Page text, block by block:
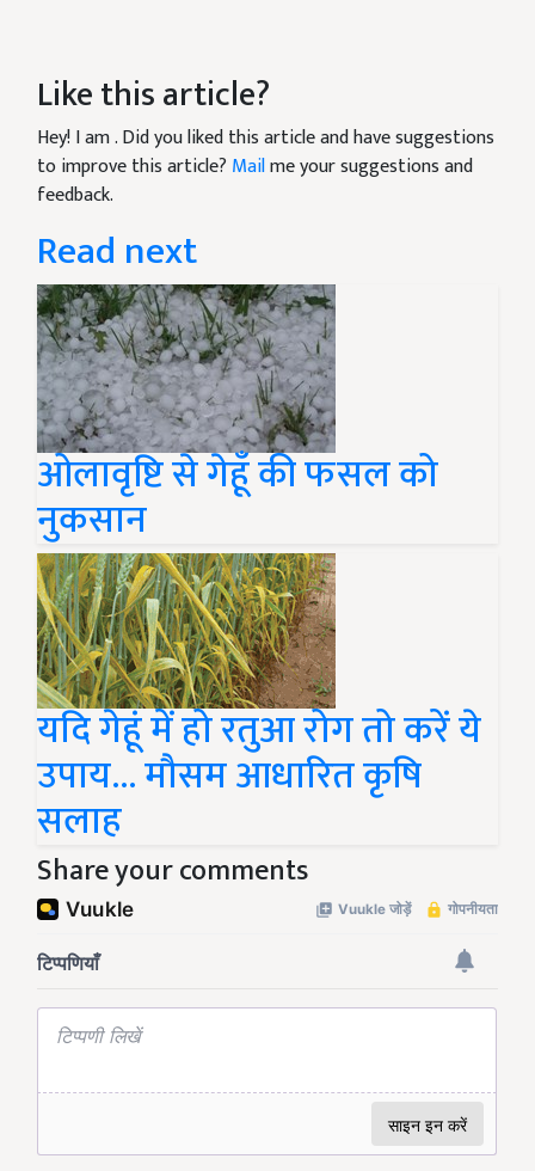
Like this article?
Hey! I am. Did you liked this article and have suggestions
to improve this article? Mailme your suggestions and
feedback.
Read next
ओलावृष्टि से गेहूँ की फसल को
नुकसान
यदि गेहूं में हो रतुआ रोग तो करें ये
उपाय... मौसम आधारित कृषि
सलाह
Share your comments